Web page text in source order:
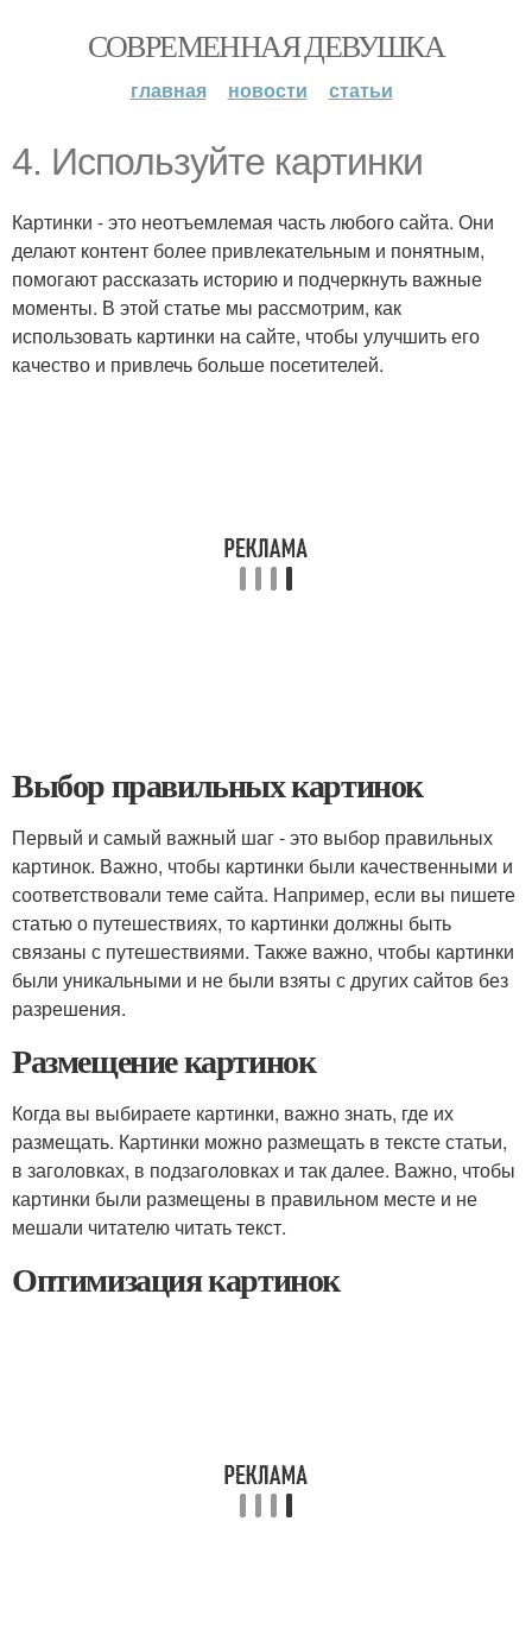
СОВРЕМЕННАЯ ДЕВУШКА
главная новости статьи
4. Используйте картинки
Картинки - это неотъемлемая часть любого сайта. Они
делают контент более привлекательным и понятным,
помогают рассказать историю и подчеркнуть важные
моменты. В этой статье мы рассмотрим, как
использовать картинки на сайте, чтобы улучшить его
качество и привлечь больше посетителей.
Выбор правильных картинок
Первый и самый важный шаг - это выбор правильных
картинок. Важно, чтобы картинки были качественными и
соответствовали теме сайта. Например, если вы пишете
статью о путешествиях, то картинки должны быть
связаны с путешествиями. Также важно, чтобы картинки
были уникальными и не были взяты с других сайтов без
разрешения.
Размещение картинок
Когда вы выбираете картинки, важно знать, где их
размещать. Картинки можно размещать в тексте статьи,
в заголовках, в подзаголовках и так далее. Важно, чтобы
картинки были размещены в правильном месте и не
мешали читателю читать текст.
Оптимизация картинок